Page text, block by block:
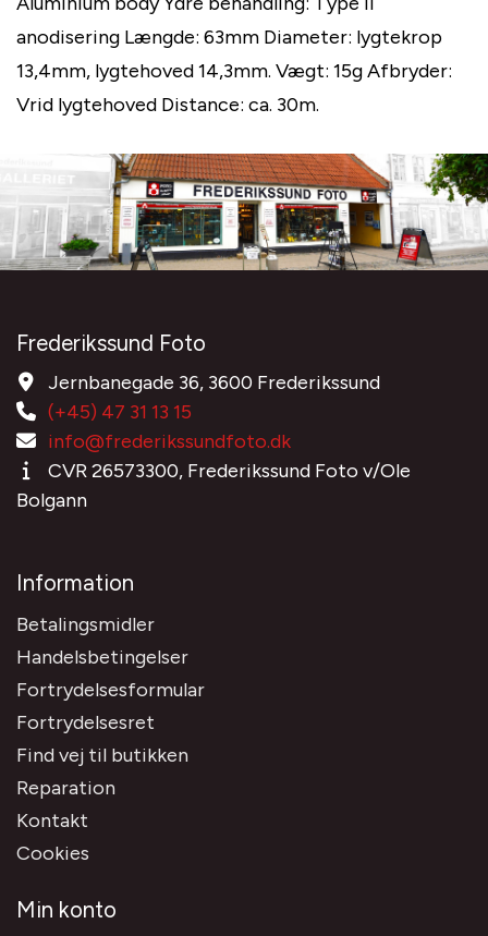
anodisering Længde: 63mm Diameter: lygtekrop
13,4mm, lygtehoved 14,3mm. Vægt: 15g Afbryder:
Vrid lygtehoved Distance: ca. 30m.
Frederikssund Foto
Jernbanegade 36, 3600 Frederikssund
(+45) 47 31 13 15
info@frederikssundfoto.dk
CVR 26573300, Frederikssund Foto v/Ole
Bolgann
Information
Betalingsmidler
Handelsbetingelser
Fortrydelsesformular
Fortrydelsesret
Find vej til butikken
Reparation
Kontakt
Cookies
Min konto